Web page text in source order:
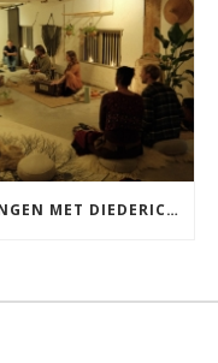
MANTRA ZINGEN MET DIEDERICK VRIJDAG 25 SEPTEMBER EN 20 NOVEMBER